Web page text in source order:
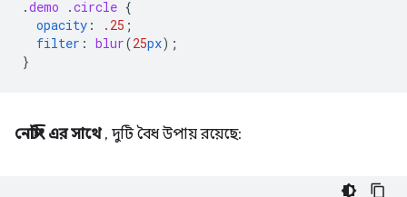
.demo .circle {
opacity : .25 ;
filter : blur(25px);
}
নেস্টিং এর সাথে, দুটি বৈধ উপায় রয়েছে: